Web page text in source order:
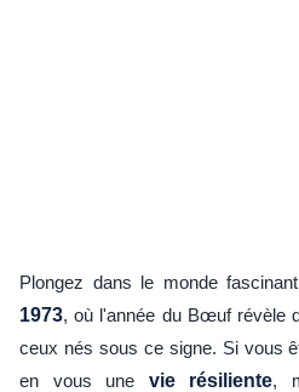
Plongez dans le monde
1973, où l'année du Bœuf révèle
ceux nés sous ce signe. Si vous
en vous une vie résiliente,